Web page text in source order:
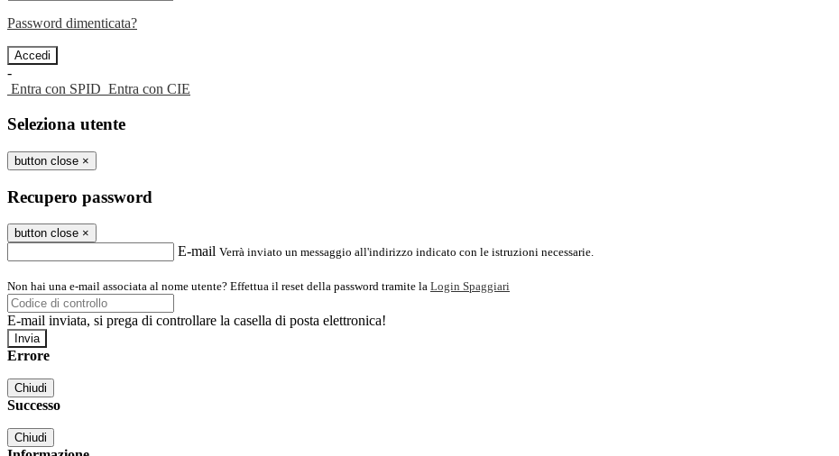
Password dimenticata?
-
Entra con SPID Entra con CIE
Seleziona utente
button close ×
Recupero password
button close ×
E-mail Verrà inviato un messaggio all'indirizzo indicato con le istruzioni necessarie.
Non hai una e-mail associata al nome utente? Effettua il reset della password tramite la Login Spaggiari
E-mail inviata, si prega di controllare la casella di posta elettronica!
Errore
Chiudi
Successo
Chiudi